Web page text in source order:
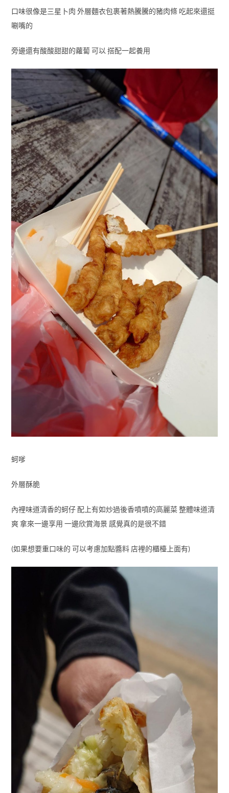
口味很像是三星卜肉 外層麵衣包裹著熱騰騰的豬肉條 吃起來還挺
唰嘴的
旁邊還有酸酸甜甜的蘿蔔 可以 搭配一起養用
蚵嗲
外層酥脆
內裡味道清香的蚵仔 配上有如炒過後香噴噴的高麗菜 整體味道清
爽 拿來一邊享用 一邊欣賞海景 感覺真的是很不錯
(如果想要重口味的 可以考慮加點醬料 店裡的櫃檯上面有)